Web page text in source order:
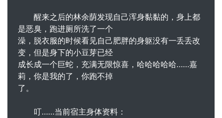
醒来之后的林余荫发现自己浑身黏黏的，身上都
是恶臭，跑进厕所洗了一个
澡，脱衣服的时候看见自己肥胖的身躯没有一丢丢改
变，但是身下的小豆芽已经
成长成一个巨蛇，充满无限惊喜，哈哈哈哈哈……嘉
莉，你是我的了，你跑不掉
了。
叮……当前宿主身体资料：